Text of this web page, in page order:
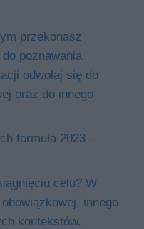
przekonasz
poznawania
odwołaj się do
oraz do innego
formuła 2023 –
celu? W
innego
kontekstów.